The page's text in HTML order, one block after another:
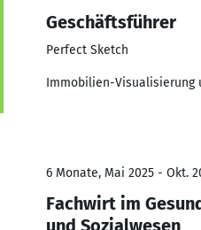
Geschäftsführer
Perfect Sketch
Immobilien-Visualisierung
6 Monate, Mai 2025 - Okt.
Fachwirt im
und Sozialwesen